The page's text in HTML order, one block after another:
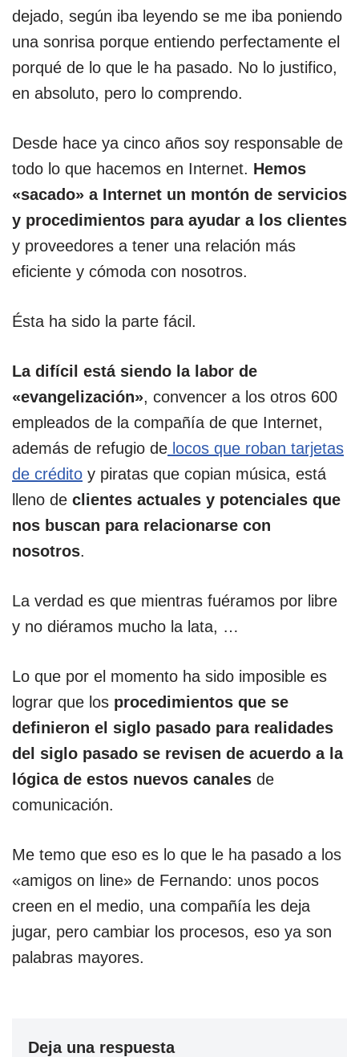
dejado, según iba leyendo se me iba poniendo
una sonrisa porque entiendo perfectamente el
porqué de lo que le ha pasado. No lo justifico,
en absoluto, pero lo comprendo.
Desde hace ya cinco años soy responsable de
todo lo que hacemos en Internet. Hemos
«sacado» a Internet un montón de servicios
y procedimientos para ayudar a los clientes
y proveedores a tener una relación más
eficiente y cómoda con nosotros.
Ésta ha sido la parte fácil.
La difícil está siendo la labor de
«evangelización», convencer a los otros 600
empleados de la compañía de que Internet,
además de refugio de locos que roban tarjetas
de crédito y piratas que copian música, está
lleno de clientes actuales y potenciales que
nos buscan para relacionarse con
nosotros.
La verdad es que mientras fuéramos por libre
y no diéramos mucho la lata, …
Lo que por el momento ha sido imposible es
lograr que los procedimientos que se
definieron el siglo pasado para realidades
del siglo pasado se revisen de acuerdo a la
lógica de estos nuevos canales de
comunicación.
Me temo que eso es lo que le ha pasado a los
«amigos on line» de Fernando: unos pocos
creen en el medio, una compañía les deja
jugar, pero cambiar los procesos, eso ya son
palabras mayores.
Deja una respuesta